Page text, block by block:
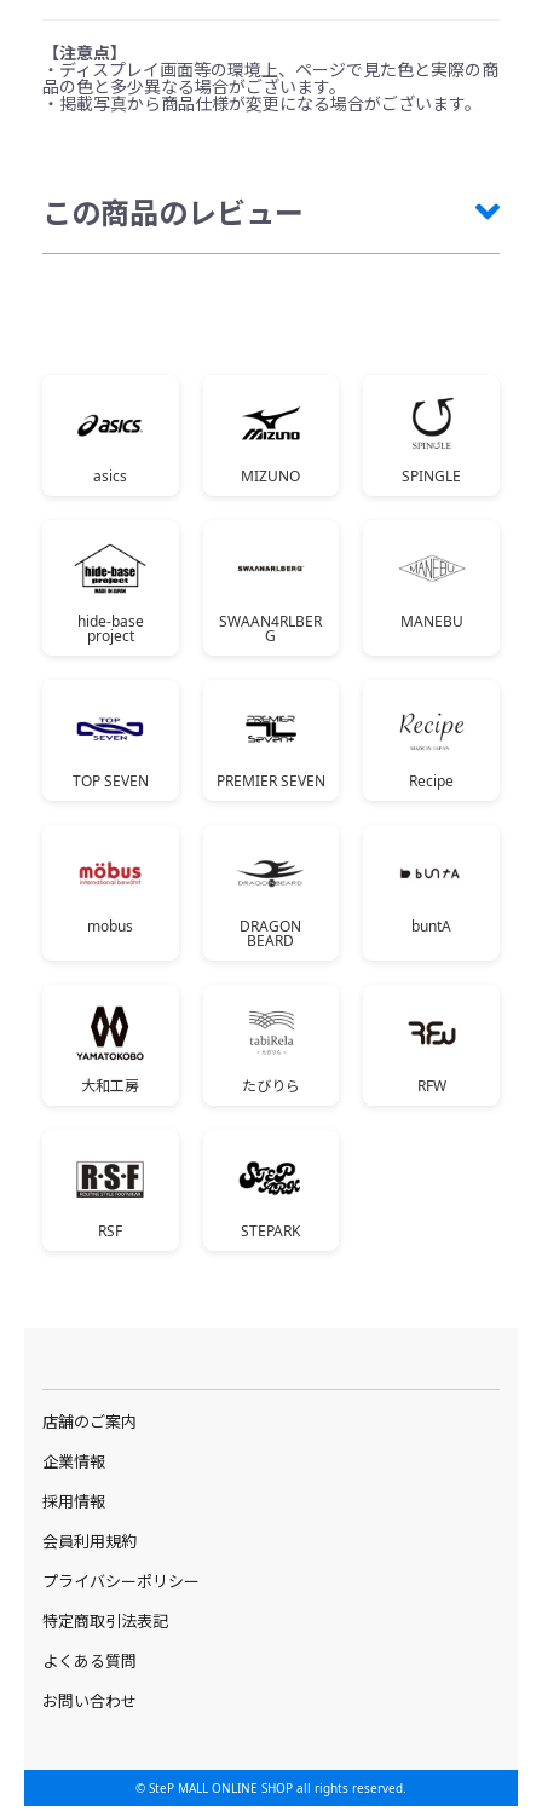
【注意点】
・ディスプレイ画面等の環境上、ページで見た色と実際の商
品の色と多少異なる場合がございます。
・掲載写真から商品仕様が変更になる場合がございます。
この商品のレビュー
asics MIZUNO SPINGLE
hide-base
project
SWAAN4RLBER
G
MANEBU
TOP SEVEN PREMIER SEVEN Recipe
mobus DRAGON
BEARD
buntA
大和工房 たびりら RFW
RSF STEPARK
店舗のご案内
企業情報
採用情報
会員利用規約
プライバシーポリシー
特定商取引法表記
よくある質問
お問い合わせ
© SteP MALL ONLINE SHOP all rights reserved.